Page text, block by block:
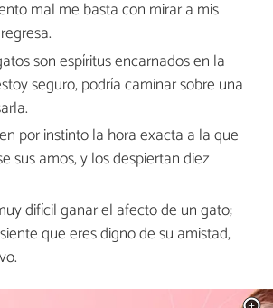
mal me basta con mirar a mis
son espíritus encarnados en la
seguro, podría caminar sobre una
por instinto la hora exacta a la que
sus amos, y los despiertan diez
difícil ganar el afecto de un gato;
que eres digno de su amistad,